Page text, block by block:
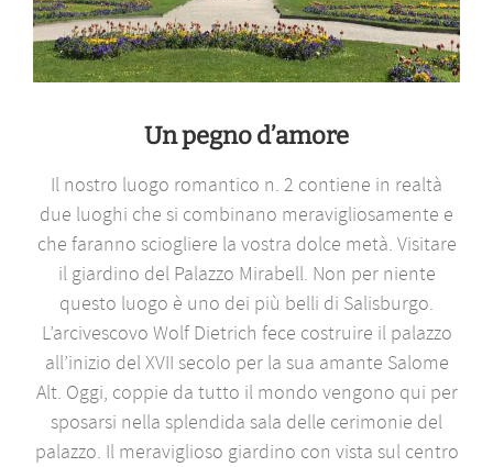
Un pegno d’amore
Il nostro luogo romantico n. 2 contiene in realtà
due luoghi che si combinano meravigliosamente e
che faranno sciogliere la vostra dolce metà. Visitare
il giardino del Palazzo Mirabell. Non per niente
questo luogo è uno dei più belli di Salisburgo.
L’arcivescovo Wolf Dietrich fece costruire il palazzo
all’inizio del XVII secolo per la sua amante Salome
Alt. Oggi, coppie da tutto il mondo vengono qui per
sposarsi nella splendida sala delle cerimonie del
palazzo. Il meraviglioso giardino con vista sul centro